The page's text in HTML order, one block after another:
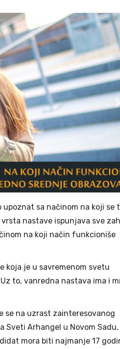
upoznat sa načinom na koji se
nastave ispunjava sve
na koji način funkcioniše
koja je u savremenom svetu
to, vanredna nastava ima i
se na uzrast zainteresovanog
Sveti Arhangel u Novom Sadu,
mora biti najmanje 17